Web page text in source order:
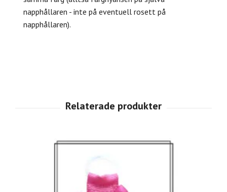
napphållaren - inte på eventuell rosett på
napphållaren).